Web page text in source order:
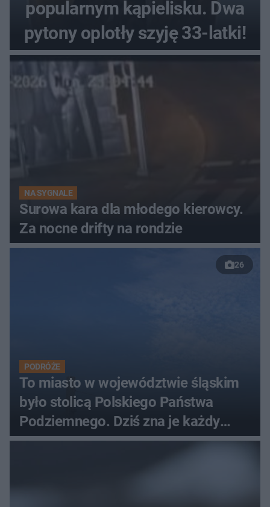
popularnym kąpielisku. Dwa
pytony oplotły szyję 33-latki!
NA SYGNALE
Surowa kara dla młodego kierowcy.
Za nocne drifty na rondzie
26
PODRÓŻE
To miasto w województwie śląskim
było stolicą Polskiego Państwa
Podziemnego. Dziś zna je każdy
pielgrzym